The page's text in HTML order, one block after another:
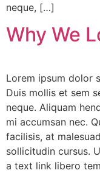
neque, […]
Why We
Lorem ipsum dolor
Duis mollis et sem
neque. Aliquam
mi accumsan nec.
facilisis, at
sollicitudin cursus.
a text link libero